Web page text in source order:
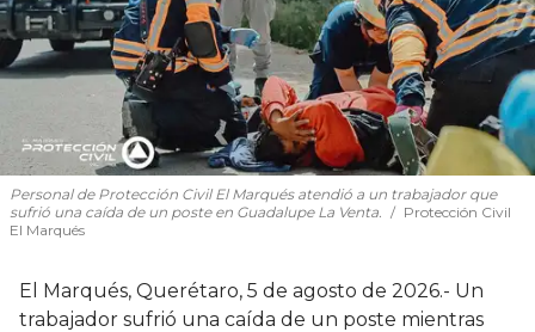
Personal de Protección Civil El Marqués atendió a un trabajador que
sufrió una caída de un poste en Guadalupe La Venta.
Protección Civil
El Marqués
El Marqués, Querétaro, 5 de agosto de 2026.- Un
trabajador sufrió una caída de un poste mientras